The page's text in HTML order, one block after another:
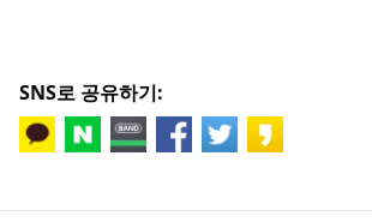
SNS로 공유하기: